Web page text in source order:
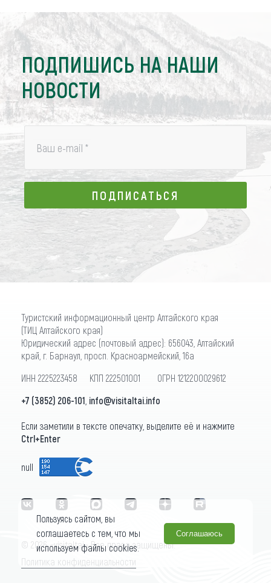
ПОДПИШИСЬ НА НАШИ
НОВОСТИ
Ваш e-mail *
ПОДПИСАТЬСЯ
ПОДПИСАТЬСЯ
Туристский информационный центр Алтайского края
(ТИЦ Алтайского края)
Юридический адрес (почтовый адрес): 656043, Алтайский
край, г. Барнаул, просп. Красноармейский, 16а
ИНН 2225223458 КПП 222501001 ОГРН 1212200029612
+7 (3852) 206-101 info@visitaltai.info
Если заметили в тексте опечатку, выделите её и нажмите
Ctrl+Enter
null
© 2026 «visitaltai» Все права защищены.
Политика конфиденциальности
Пользуясь сайтом, вы
соглашаетесь с тем, что мы
используем файлы cookies.
Соглашаюсь